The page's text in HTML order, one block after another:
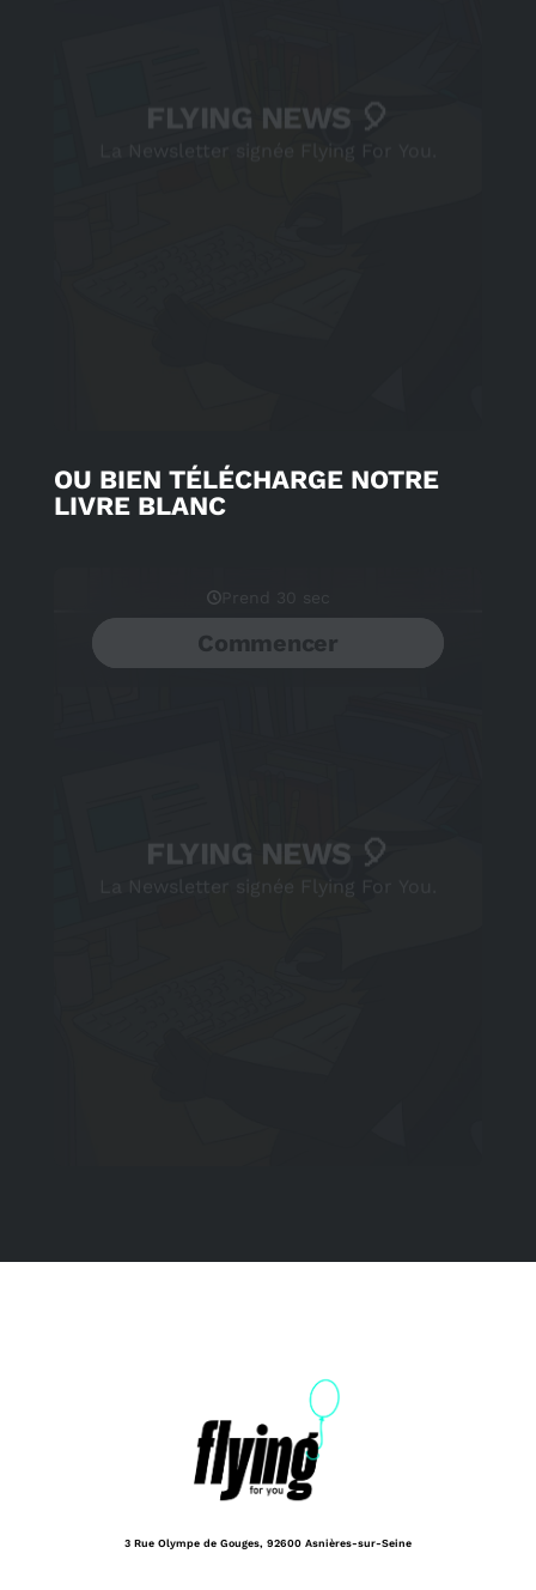
OU BIEN TÉLÉCHARGE NOTRE
LIVRE BLANC
3 Rue Olympe de Gouges, 92600 Asnières-sur-Seine